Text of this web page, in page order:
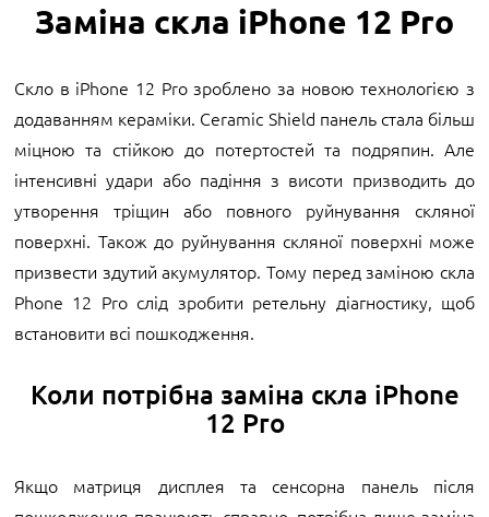
Заміна скла iPhone 12 Pro
Скло в iPhone 12 Pro зроблено за новою технологією з
додаванням кераміки. Ceramic Shield панель стала більш
міцною та стійкою до потертостей та подряпин. Але
інтенсивні удари або падіння з висоти призводить до
утворення тріщин або повного руйнування скляної
поверхні. Також до руйнування скляної поверхні може
призвести здутий акумулятор. Тому перед заміною скла
Phone 12 Pro слід зробити ретельну діагностику, щоб
встановити всі пошкодження.
Коли потрібна заміна скла iPhone
12 Pro
Якщо матриця дисплея та сенсорна панель після